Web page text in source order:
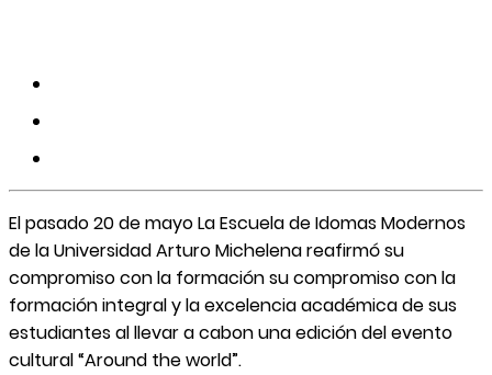
El pasado 20 de mayo La Escuela de Idomas Modernos
de la Universidad Arturo Michelena reafirmó su
compromiso con la formación su compromiso con la
formación integral y la excelencia académica de sus
estudiantes al llevar a cabon una edición del evento
cultural “Around the world”.